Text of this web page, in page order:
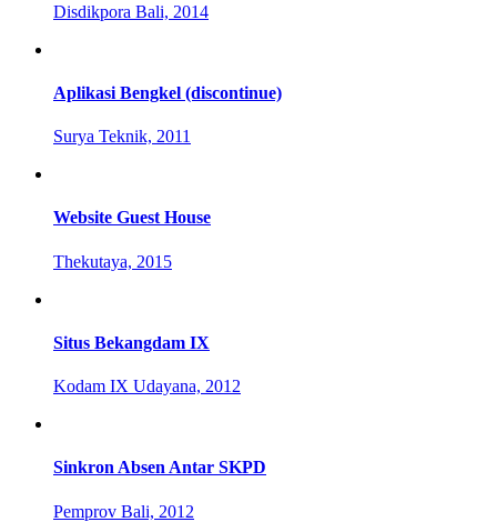
Disdikpora Bali, 2014
Aplikasi Bengkel (discontinue)
Surya Teknik, 2011
Website Guest House
Thekutaya, 2015
Situs Bekangdam IX
Kodam IX Udayana, 2012
Sinkron Absen Antar SKPD
Pemprov Bali, 2012